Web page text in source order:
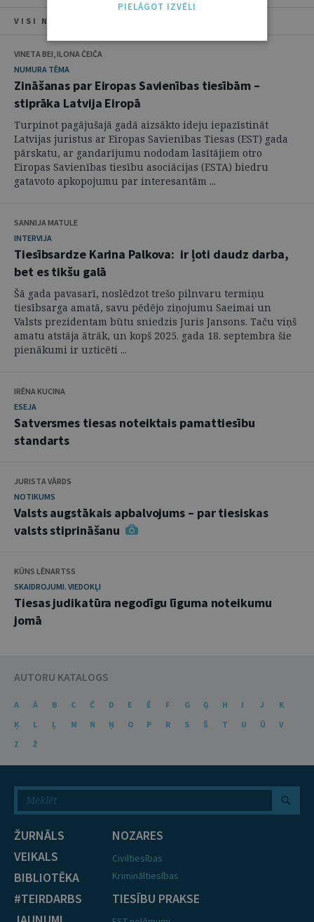
VISI NUMURA RAKSTI
VINETA BEI, ILONA ČEIČA
NUMURA TĒMA
Zināšanas par Eiropas Savienības tiesībām –
stiprāka Latvija Eiropā
Turpinot pagājušajā gadā aizsākto ideju iepazīstināt
Latvijas juristus ar Eiropas Savienības Tiesas (EST) gada
pārskatu, ar gandarījumu nododam lasītājiem otro
Eiropas Savienības tiesību asociācijas (ESTA) biedru
gatavoto apkopojumu par interesantām ...
SANNIJA MATULE
INTERVIJA
Tiesībsardze Karina Palkova: ir ļoti daudz darba,
bet es tikšu galā
Šā gada pavasarī, noslēdzot trešo pilnvaru termiņu
tiesībsarga amatā, savu pēdējo ziņojumu Saeimai un
Valsts prezidentam būtu sniedzis Juris Jansons. Taču viņš
amatu atstāja ātrāk, un kopš 2025. gada 18. septembra šie
pienākumi ir uzticēti ...
IRĒNA KUCINA
ESEJA
Satversmes tiesas noteiktais pamattiesību
standarts
JURISTA VĀRDS
NOTIKUMS
Valsts augstākais apbalvojums – par tiesiskas
valsts stiprināšanu
KŪNS LĒNARTSS
SKAIDROJUMI. VIEDOKĻI
Tiesas judikatūra negodīgu līguma noteikumu
jomā
AUTORU KATALOGS
A Ā B C Č D E Ē F G Ģ H I J
K
Ķ
L Ļ M N Ņ O P R S Š T U Ū
V
Z
Ž
ŽURNĀLS
VEIKALS
BIBLIOTĒKA
#TEIRDARBS
NOZARES
Civiltiesības
Krimināltiesības
TIESĪBU PRAKSE
PIELĀGOT IZVĒLI